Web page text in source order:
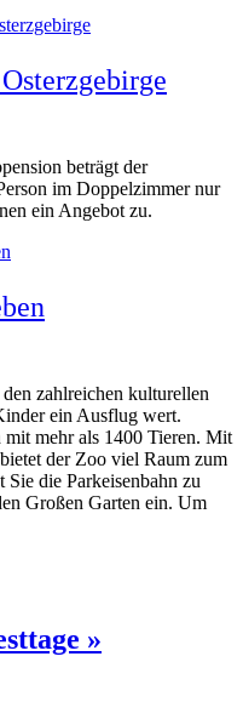
beträgt der
im Doppelzimmer nur
ein Angebot zu.
zahlreichen kulturellen
ein Ausflug wert.
mit mehr als 1400 Tieren. Mit
der Zoo viel Raum zum
die Parkeisenbahn zu
Großen Garten ein. Um
»